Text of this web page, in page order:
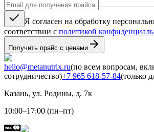
Я согласен на обработку
соответствии с политикой
Получить прайс с ценами
hello@metanutrix.ru(по всем вопросам,
сотрудничество)+7 965 618-57-84(только
Казань, ул. Родины, д. 7к
10:00–17:00 (пн–пт)